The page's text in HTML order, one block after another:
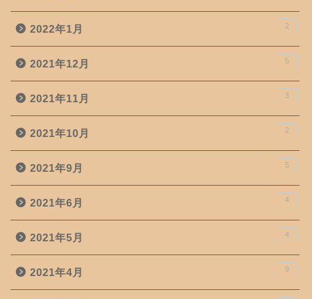
2022年1月 2
2021年12月 5
2021年11月 3
2021年10月 2
2021年9月 5
2021年6月 4
2021年5月 4
2021年4月 9